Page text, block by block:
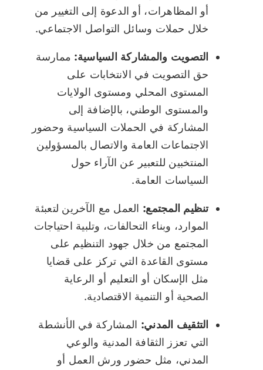
أو المظاهرات، أو الدعوة إلى التغيير من
خلال حملات وسائل التواصل الاجتماعي.
التصويت والمشاركة السياسية: ممارسة
حق التصويت في الانتخابات على
المستوى المحلي ومستوى الولايات
والمستوى الوطني، بالإضافة إلى
المشاركة في الحملات السياسية وحضور
الاجتماعات العامة والاتصال بالمسؤولين
المنتخبين للتعبير عن الآراء حول
السياسات العامة.
تنظيم المجتمع: العمل مع الآخرين لتعبئة
الموارد، وبناء التحالفات، وتلبية احتياجات
المجتمع من خلال جهود التنظيم على
مستوى القاعدة التي تركز على قضايا
مثل الإسكان أو التعليم أو الرعاية
الصحية أو التنمية الاقتصادية.
التثقيف المدني: المشاركة في الأنشطة
التي تعزز الثقافة المدنية والوعي
المدني، مثل حضور ورش العمل أو